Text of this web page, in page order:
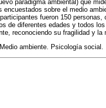
paradigma ambiental) que
sobre el medio
fueron 150
de diferentes edades y todos
reconociendo su fragilidad y la
ambiente. Psicología social.